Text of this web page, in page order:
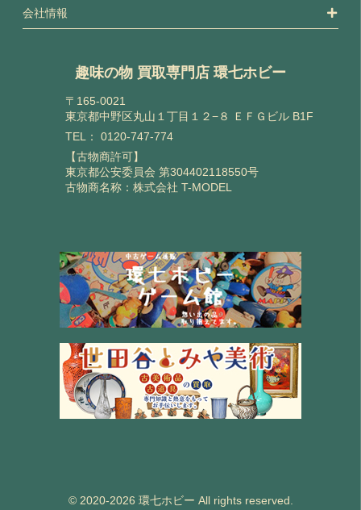
会社情報
趣味の物 買取専門店 環七ホビー
〒165-0021
東京都中野区丸山１丁目１２−８ ＥＦＧビル B1F
TEL： 0120-747-774
【古物商許可】
東京都公安委員会 第304402118550号
古物商名称：株式会社 T-MODEL
© 2020-2026 環七ホビー All rights reserved.